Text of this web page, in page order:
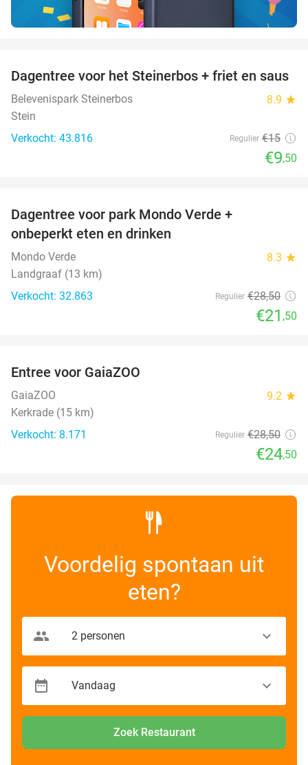
37%
Dagentree voor het Steinerbos + friet en saus
Belevenispark Steinerbos 8.9 star
Stein
Verkocht: 43.816
Regulier €15
€9,50
Dagentree voor park Mondo Verde +
onbeperkt eten en drinken
Mondo Verde 8.3 star
Landgraaf (13 km)
Verkocht: 32.863
Regulier €28,50
€21 ,50
Entree voor GaiaZOO
GaiaZOO 9.2 star
Kerkrade (15 km)
Verkocht: 8.171
Regulier €28,50
€24,50
Voordelig spontaan uit
eten?
Zoek Restaurant